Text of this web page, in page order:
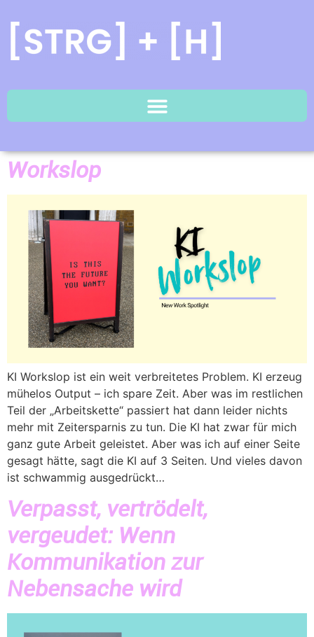
Workslop
KI Workslop ist ein weit verbreitetes Problem. KI erzeug
mühelos Output – ich spare Zeit. Aber was im restlichen
Teil der „Arbeitskette“ passiert hat dann leider nichts
mehr mit Zeitersparnis zu tun. Die KI hat zwar für mich
ganz gute Arbeit geleistet. Aber was ich auf einer Seite
gesagt hätte, sagt die KI auf 3 Seiten. Und vieles davon
ist schwammig ausgedrückt…
Verpasst, vertrödelt,
vergeudet: Wenn
Kommunikation zur
Nebensache wird